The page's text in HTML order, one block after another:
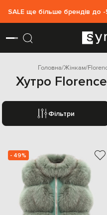
SALE ще більше брендів до -
Головна Жінкам
Хутро
Фільтри
- 49%